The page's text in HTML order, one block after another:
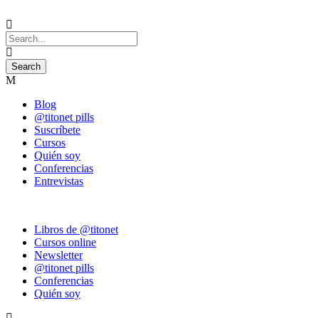
Blog
@titonet pills
Suscríbete
Cursos
Quién soy
Conferencias
Entrevistas
Libros de @titonet
Cursos online
Newsletter
@titonet pills
Conferencias
Quién soy